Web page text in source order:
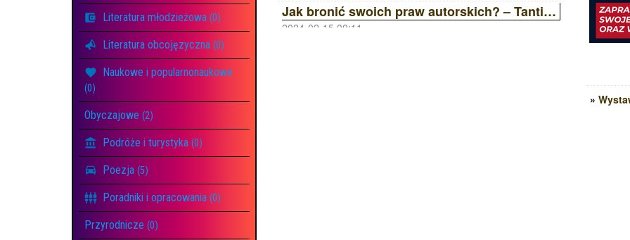
Literatura młodzieżowa (0)
Literatura obcojęzyczna (0)
Naukowe i popularnonaukowe
(0)
Obyczajowe (2)
Podróże i turystyka (0)
Poezja (5)
Poradniki i opracowania (0)
Przyrodnicze (0)
Jak bronić swoich praw autorskich? – Tantiemy, Licencje, Ai | ZAiKS Akademia
2024-02-15 00:11
»